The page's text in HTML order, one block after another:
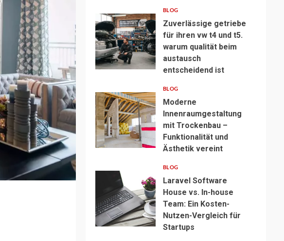
BLOG
Zuverlässige getriebe
für ihren vw t4 und t5.
warum qualität beim
austausch
entscheidend ist
BLOG
Moderne
Innenraumgestaltung
mit Trockenbau –
Funktionalität und
Ästhetik vereint
BLOG
Laravel Software
House vs. In-house
Team: Ein Kosten-
Nutzen-Vergleich für
Startups